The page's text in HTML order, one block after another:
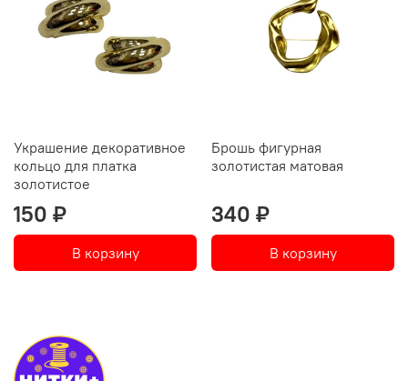
Украшение декоративное
кольцо для платка
золотистое
150 ₽
В корзину
Брошь фигурная
золотистая матовая
340 ₽
В корзину